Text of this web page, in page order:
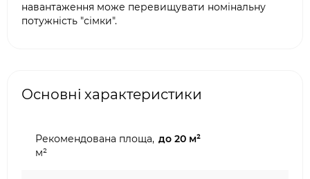
навантаження може перевищувати номінальну
потужність "сімки".
Основні характеристики
Рекомендована площа,
м²
до 20 м²